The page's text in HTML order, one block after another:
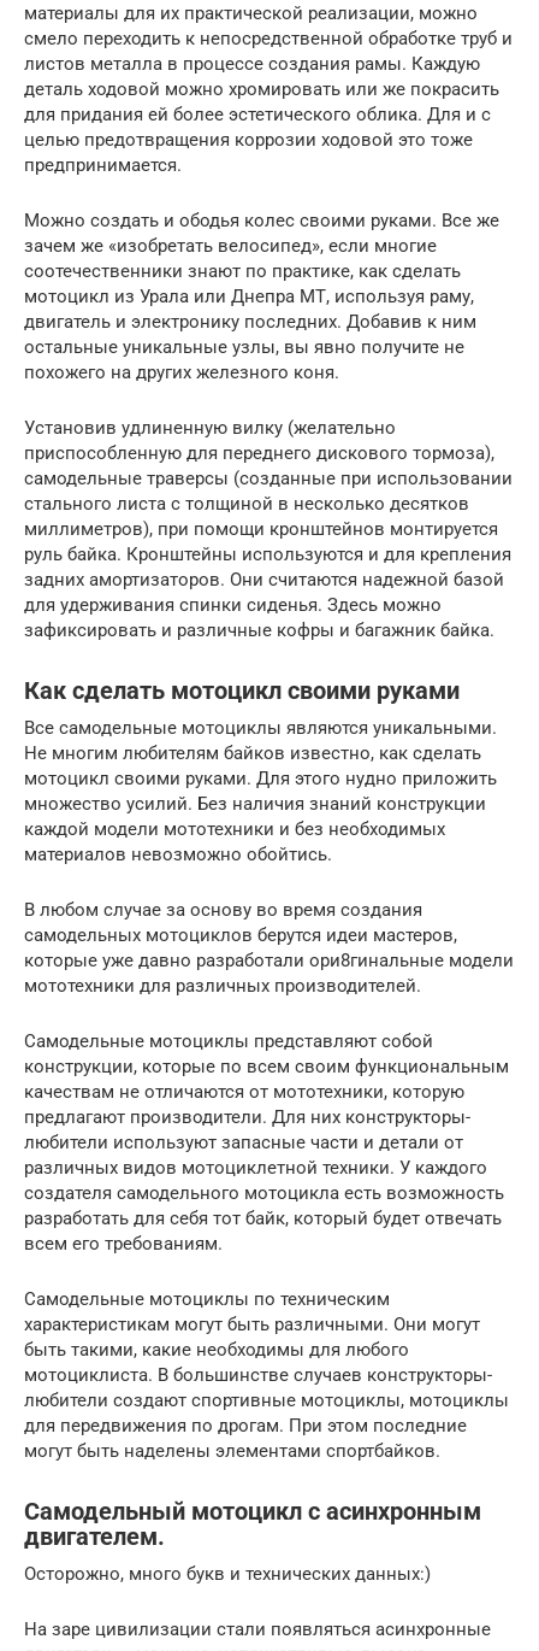
материалы для их практической реализации, можно
смело переходить к непосредственной обработке труб и
листов металла в процессе создания рамы. Каждую
деталь ходовой можно хромировать или же покрасить
для придания ей более эстетического облика. Для и с
целью предотвращения коррозии ходовой это тоже
предпринимается.
Можно создать и ободья колес своими руками. Все же
зачем же «изобретать велосипед», если многие
соотечественники знают по практике, как сделать
мотоцикл из Урала или Днепра МТ, используя раму,
двигатель и электронику последних. Добавив к ним
остальные уникальные узлы, вы явно получите не
похожего на других железного коня.
Установив удлиненную вилку (желательно
приспособленную для переднего дискового тормоза),
самодельные траверсы (созданные при использовании
стального листа с толщиной в несколько десятков
миллиметров), при помощи кронштейнов монтируется
руль байка. Кронштейны используются и для крепления
задних амортизаторов. Они считаются надежной базой
для удерживания спинки сиденья. Здесь можно
зафиксировать и различные кофры и багажник байка.
Как сделать мотоцикл своими руками
Все самодельные мотоциклы являются уникальными.
Не многим любителям байков известно, как сделать
мотоцикл своими руками. Для этого нудно приложить
множество усилий. Без наличия знаний конструкции
каждой модели мототехники и без необходимых
материалов невозможно обойтись.
В любом случае за основу во время создания
самодельных мотоциклов берутся идеи мастеров,
которые уже давно разработали ори8гинальные модели
мототехники для различных производителей.
Самодельные мотоциклы представляют собой
конструкции, которые по всем своим функциональным
качествам не отличаются от мототехники, которую
предлагают производители. Для них конструкторы-
любители используют запасные части и детали от
различных видов мотоциклетной техники. У каждого
создателя самодельного мотоцикла есть возможность
разработать для себя тот байк, который будет отвечать
всем его требованиям.
Самодельные мотоциклы по техническим
характеристикам могут быть различными. Они могут
быть такими, какие необходимы для любого
мотоциклиста. В большинстве случаев конструкторы-
любители создают спортивные мотоциклы, мотоциклы
для передвижения по дрогам. При этом последние
могут быть наделены элементами спортбайков.
Самодельный мотоцикл с асинхронным
двигателем.
Осторожно, много букв и технических данных:)
На заре цивилизации стали появляться асинхронные